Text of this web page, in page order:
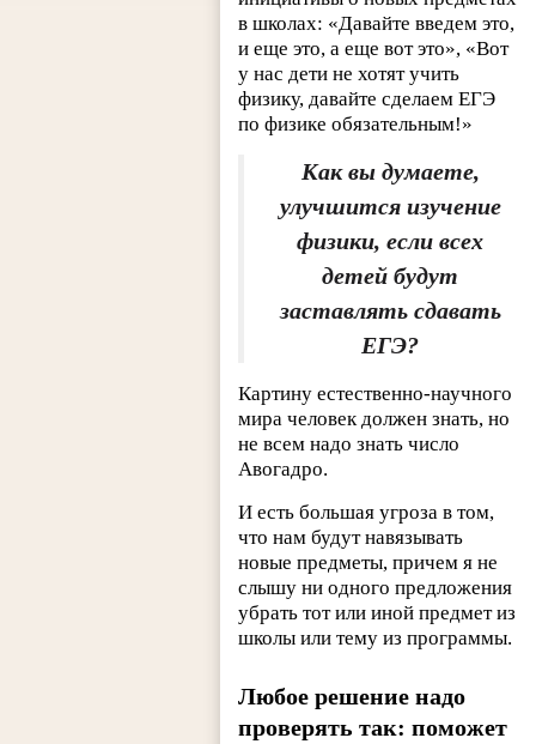
в школах: «Давайте введем это,
и еще это, а еще вот это», «Вот
у нас дети не хотят учить
физику, давайте сделаем ЕГЭ
по физике обязательным!»
Как вы думаете,
улучшится изучение
физики, если всех
детей будут
заставлять сдавать
ЕГЭ?
Картину естественно-научного
мира человек должен знать, но
не всем надо знать число
Авогадро.
И есть большая угроза в том,
что нам будут навязывать
новые предметы, причем я не
слышу ни одного предложения
убрать тот или иной предмет из
школы или тему из программы.
Любое решение надо
проверять так: поможет